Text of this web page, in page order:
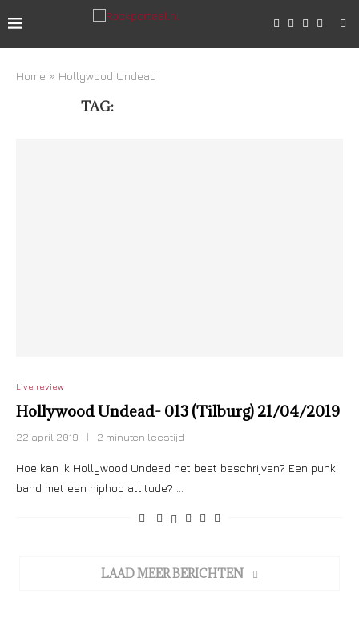
Home » Hollywood Undead
TAG:
Live review
Hollywood Undead- 013 (Tilburg) 21/04/2019
22 april 2019 2 minuten leestijd
Hoe kan ik Hollywood Undead het best beschrijven? Een punk
band met een hiphop attitude? …
LAAD MEER BERICHTEN